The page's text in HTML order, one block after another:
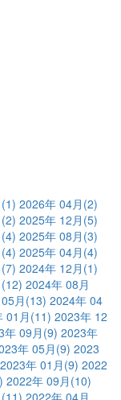
(1) 2026年 04月 (2)
(2) 2025年 12月 (5)
(4) 2025年 08月 (3)
(4) 2025年 04月 (4)
(7) 2024年 12月 (1)
(12) 2024年 08月
月 (13) 2024年 04
01月(11) 2023年 12
年 09月 (9) 2023年
年 05月 (9) 2023
2023年 01月 (9) 2022
2022年 09月 (10)
(11) 2022年 04月